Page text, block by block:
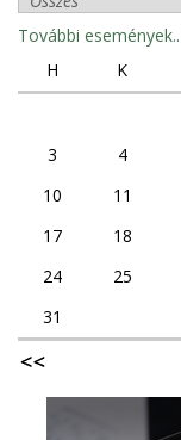
További események..
H
K
3
4
10
11
17
18
24
25
31